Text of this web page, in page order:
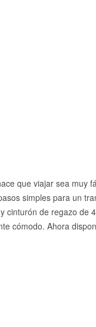
que viajar sea muy
simples para un
cinturón de regazo de
cómodo. Ahora